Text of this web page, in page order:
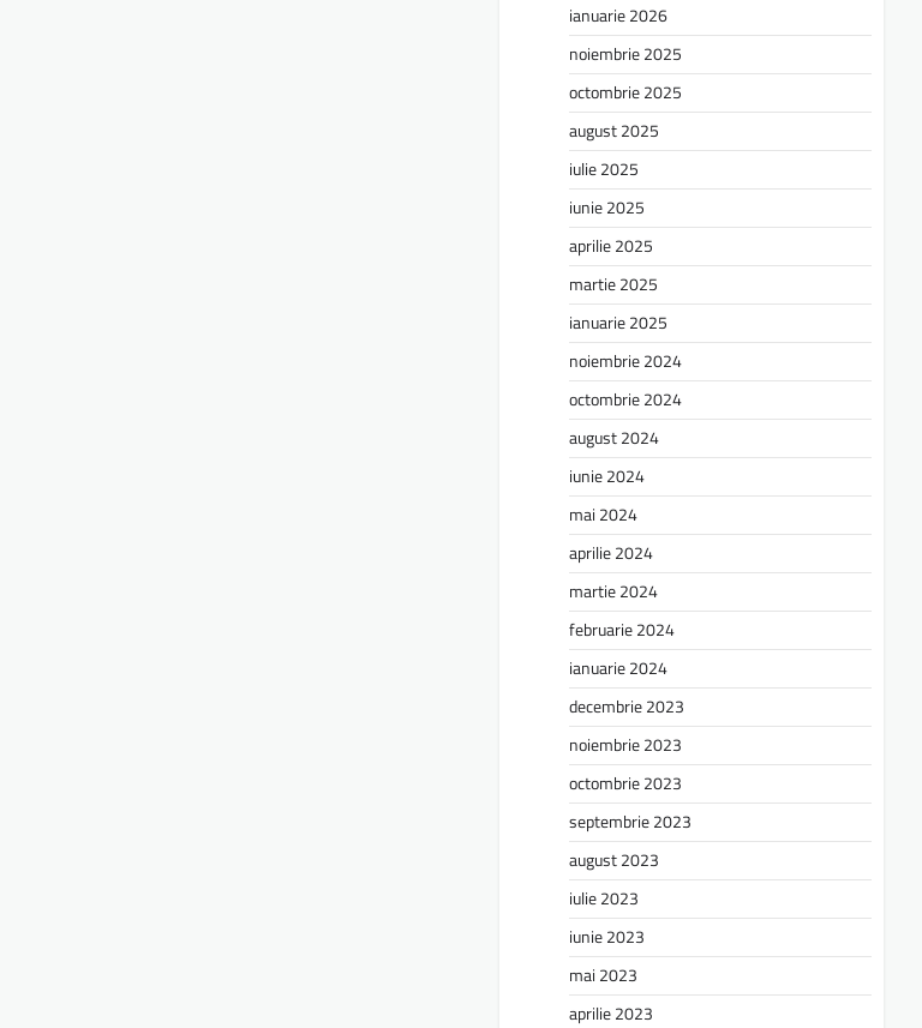
ianuarie 2026
noiembrie 2025
octombrie 2025
august 2025
iulie 2025
iunie 2025
aprilie 2025
martie 2025
ianuarie 2025
noiembrie 2024
octombrie 2024
august 2024
iunie 2024
mai 2024
aprilie 2024
martie 2024
februarie 2024
ianuarie 2024
decembrie 2023
noiembrie 2023
octombrie 2023
septembrie 2023
august 2023
iulie 2023
iunie 2023
mai 2023
aprilie 2023